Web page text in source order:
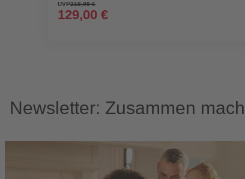
UVP219,99 €
129,00 €
Newsletter: Zusammen